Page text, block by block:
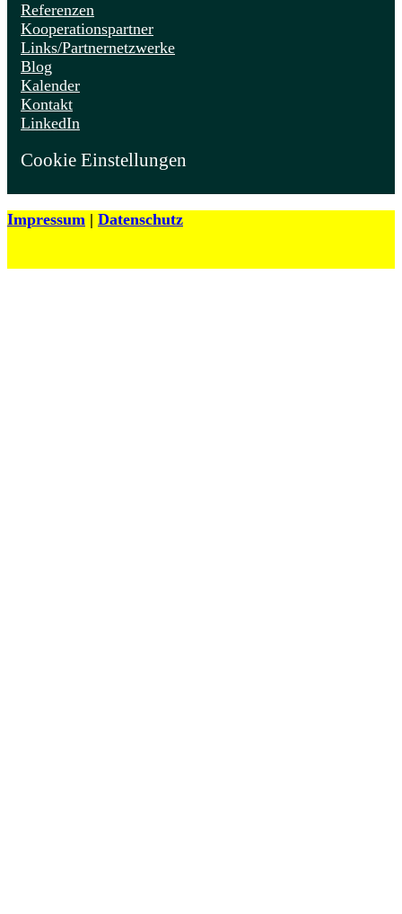
Referenzen
Kooperationspartner
Links/Partnernetzwerke
Blog
Kalender
Kontakt
LinkedIn
Cookie Einstellungen
Impressum | Datenschutz